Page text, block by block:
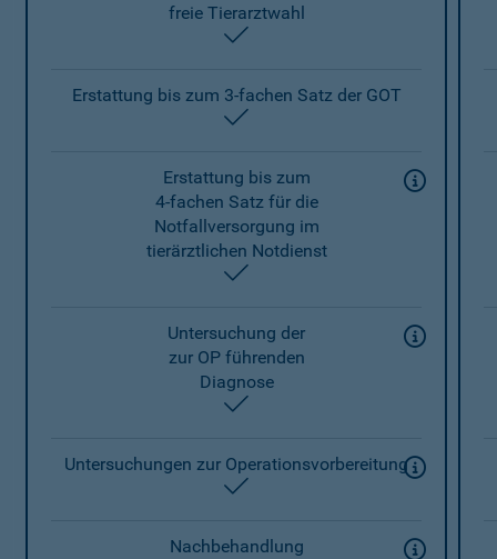
freie Tierarztwahl
Erstattung bis zum 3-fachen Satz der GOT
Erstattung bis zum
4-fachen Satz für die
Notfallversorgung im
tierärztlichen Notdienst
Untersuchung der
zur OP führenden
Diagnose
Untersuchungen zur Operationsvorbereitung
Nachbehandlung